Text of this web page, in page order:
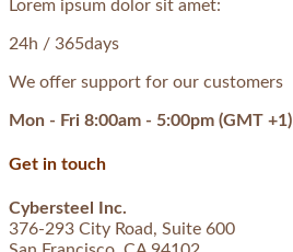
Lorem ipsum dolor sit amet:
24h / 365days
We offer support for our customers
Mon - Fri 8:00am - 5:00pm (GMT +1)
Get in touch
Cybersteel Inc.
376-293 City Road, Suite 600